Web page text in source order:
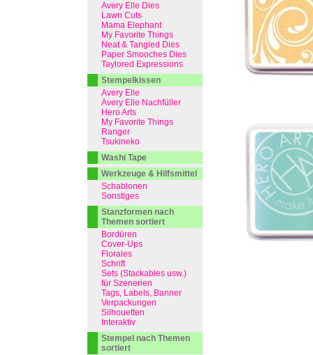
Avery Elle Dies
Lawn Cuts
Mama Elephant
My Favorite Things
Neat & Tangled Dies
Paper Smooches Dies
Taylored Expressions
Stempelkissen
Avery Elle
Avery Elle Nachfüller
Hero Arts
My Favorite Things
Ranger
Tsukineko
Washi Tape
Werkzeuge & Hilfsmittel
Schablonen
Sonstiges
Stanzformen nach
Themen sortiert
Bordüren
Cover-Ups
Florales
Schrift
Sets (Stackables usw.)
für Szenerien
Tags, Labels, Banner
Verpackungen
Silhouetten
Interaktiv
Stempel nach Themen
sortiert